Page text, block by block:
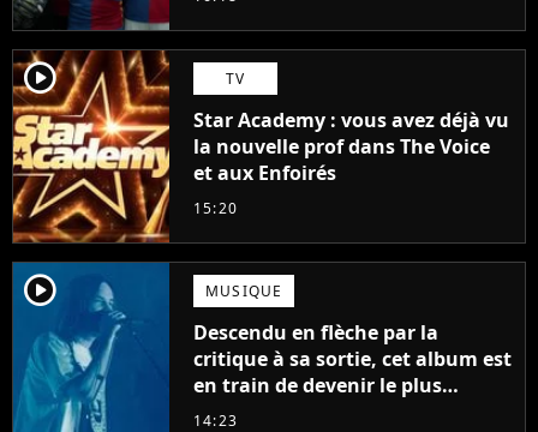
player2 TV
Star Academy : vous avez déjà vu
la nouvelle prof dans The Voice
et aux Enfoirés
15:20
player2 MUSIQUE
Descendu en flèche par la
critique à sa sortie, cet album est
en train de devenir le plus
populaire de son auteur
14:23